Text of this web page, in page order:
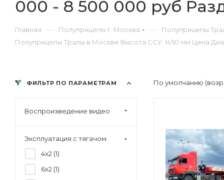
000 - 8 500 000 руб
Главная — Полуприцепы г. Москва — Полуприцепы
Полуприцепы Тралы в Москве Высота ССУ: 1450 мм Цена
По умолчанию
ФИЛЬТР ПО ПАРАМЕТРАМ
Воспроизведение видео
Эксплуатация с тягачом
4x2 (1)
6x2 (1)